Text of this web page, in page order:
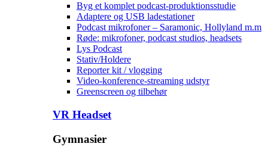
Byg et komplet podcast-produktionsstudie
Adaptere og USB ladestationer
Podcast mikrofoner – Saramonic, Hollyland m.m
Røde: mikrofoner, podcast studios, headsets
Lys Podcast
Stativ/Holdere
Reporter kit / vlogging
Video-konference-streaming udstyr
Greenscreen og tilbehør
VR Headset
Gymnasier